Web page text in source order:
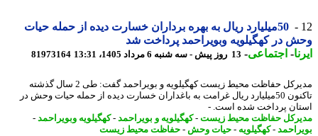
50میلیارد ریال به بهره برداران خسارت دیده از حمله حیات
در کهگیلویه وبویراحمد پرداخت شد
-اجتماعی-13 روز پیش - سه شنبه 6 مرداد 1405، 13:31 81973164
مدیرکل حفاظت محیط زیست کهگیلویه و بویراحمد گفت: طی 2 سال گذشته
تاکنون 50میلیارد ریال غرامت به باغداران خسارت دیده از حمله حیات وحش در
پرداخت شده است. -
حفاظت محیط زیست-کهگیلویه و بویراحمد -کهگیلویه وبویراحمد -
-کهگیلویه-حیات وحش-حفاظت محیط زیست